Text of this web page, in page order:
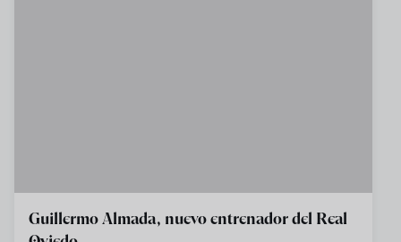
Guillermo Almada, nuevo entrenador del Real